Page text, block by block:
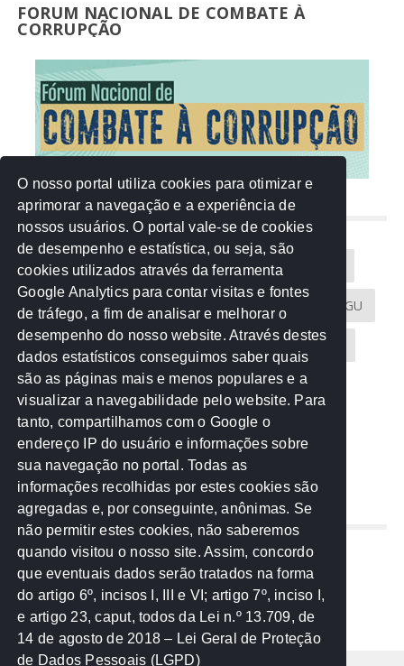
FORUM NACIONAL DE COMBATE À
CORRUPÇÃO
NUVEM DE TAGS
Acontece na Rede AGU AMM
Atricon Audicom CAU-MT CGU
CREA-MT Eventos MPC-MT MPE-MT
MPF Notícias PF PGE-MT PGR
Receita Federal Sem categoria
TCE-MT TCU TRE
REDE NOS ESTADOS
Mato Grosso do Sul
Paraná
Nacional
O nosso portal utiliza cookies para otimizar e
aprimorar a navegação e a experiência de
nossos usuários. O portal vale-se de cookies
de desempenho e estatística, ou seja, são
cookies utilizados através da ferramenta
Google Analytics para contar visitas e fontes
de tráfego, a fim de analisar e melhorar o
desempenho do nosso website. Através destes
dados estatísticos conseguimos saber quais
são as páginas mais e menos populares e a
visualizar a navegabilidade pelo website. Para
tanto, compartilhamos com o Google o
endereço IP do usuário e informações sobre
sua navegação no portal. Todas as
informações recolhidas por estes cookies são
agregadas e, por conseguinte, anônimas. Se
não permitir estes cookies, não saberemos
quando visitou o nosso site. Assim, concordo
que eventuais dados serão tratados na forma
do artigo 6º, incisos I, III e VI; artigo 7º, inciso I,
e artigo 23, caput, todos da Lei n.º 13.709, de
14 de agosto de 2018 – Lei Geral de Proteção
de Dados Pessoais (LGPD)